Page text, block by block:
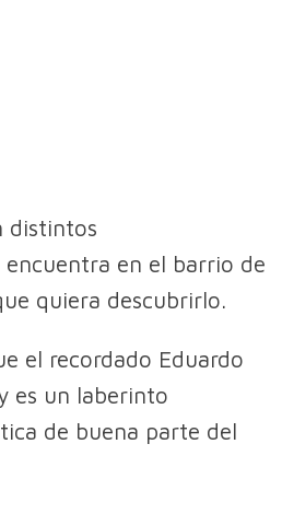
distintos
encuentra en el barrio de
quiera descubrirlo.
el recordado Eduardo
es un laberinto
de buena parte del